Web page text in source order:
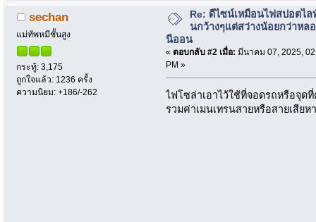
sechan
แม่ทัพหมีชั้นสูง
กระทู้: 3,175
ถูกใจแล้ว: 1236 ครั้ง
ความนิยม: +186/-262
Re: ดีไซน์เหมือนไฟสปอตไล
นกว้างๆแต่สว่างน้อยกว่าหล
นีออน
« ตอบกลับ #2 เมื่อ: มีนาคม 07, 2025,
PM »
ไฟโซล่าเอาไว้ใช้ที่จอดรถหรือจุด
รวมค่าเมนเทรนสายหรือสายเสีย